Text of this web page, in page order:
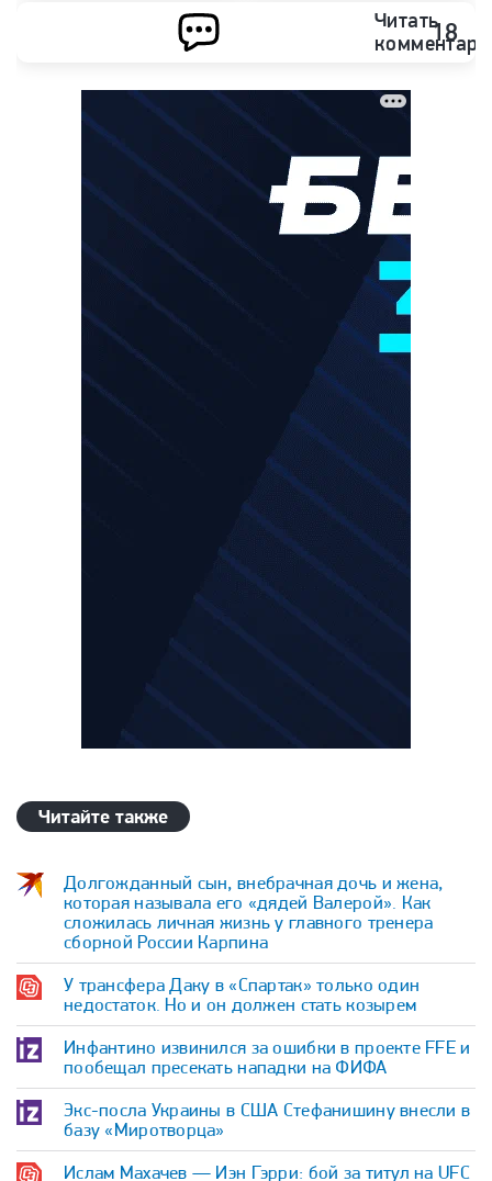
Читать18
Читайте также
Долгожданный сын, внебрачная дочь и жена,
которая называла его «дядей Валерой». Как
сложилась личная жизнь у главного тренера
сборной России Карпина
У трансфера Даку в «Спартак» только один
недостаток. Но и он должен стать козырем
Инфантино извинился за ошибки в проекте FFE и
пообещал пресекать нападки на ФИФА
Экс-посла Украины в США Стефанишину внесли в
базу «Миротворца»
Ислам Махачев — Иэн Гэрри: бой за титул на UFC